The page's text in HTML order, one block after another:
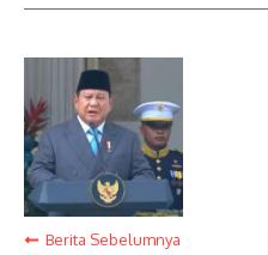
Berita Sebelumnya